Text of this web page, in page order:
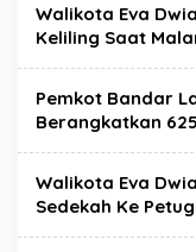
Walikota Eva
Keliling Saat
Pemkot Bandar
Berangkatkan
Walikota Eva
Sedekah Ke